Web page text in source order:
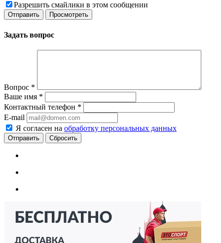
Разрешить смайлики в этом сообщении
Задать вопрос
Вопрос *
Ваше имя *
Контактный телефон *
E-mail
Я согласен на обработку персональных данных
Сбросить